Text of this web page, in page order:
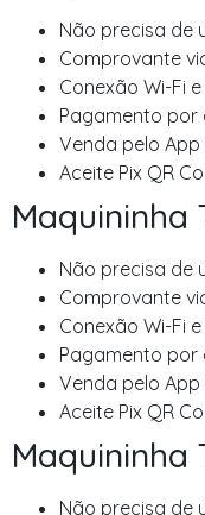
Não precisa de
Comprovante
Conexão Wi-Fi e
Pagamento por
Venda pelo App
Aceite Pix QR
Maquininha
Não precisa de
Comprovante
Conexão Wi-Fi e
Pagamento por
Venda pelo App
Aceite Pix QR
Maquininha
Não precisa de